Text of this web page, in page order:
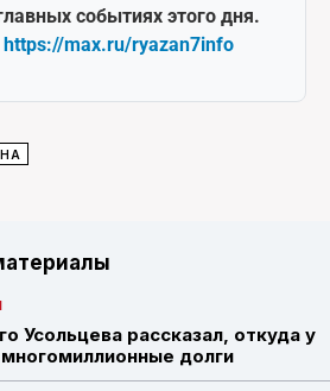
событиях этого дня.
https://max.ru/ryazan7info
Усольцева рассказал, откуда у
многомиллионные долги